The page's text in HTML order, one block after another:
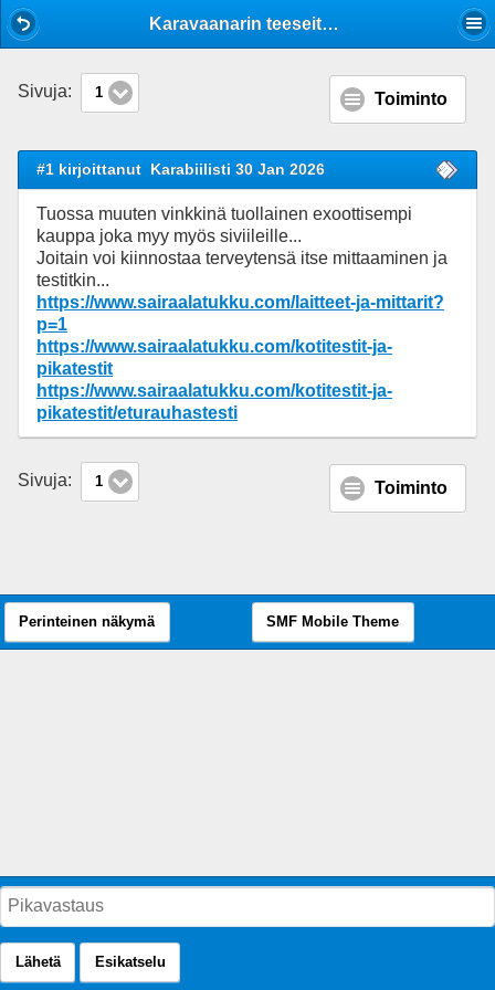
Karavaanarin teeseitse terveydenhuolto
Sivuja: 1 Toiminto
#1 kirjoittanut Karabiilisti 30 Jan 2026
Tuossa muuten vinkkinä tuollainen exoottisempi
kauppa joka myy myös siviileille...
Joitain voi kiinnostaa terveytensä itse mittaaminen ja
testitkin...
https://www.sairaalatukku.com/laitteet-ja-mittarit?
p=1
https://www.sairaalatukku.com/kotitestit-ja-
pikatestit
https://www.sairaalatukku.com/kotitestit-ja-
pikatestit/eturauhastesti
Sivuja: 1 Toiminto
Lähetä Esikatselu
Perinteinen näkymä SMF Mobile Theme